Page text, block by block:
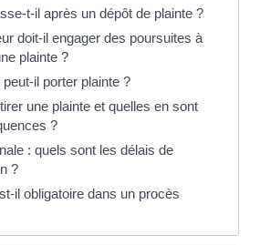
t-il après un dépôt de plainte ?
doit-il engager des poursuites à
plainte ?
il porter plainte ?
une plainte et quelles en sont
?
: quels sont les délais de
?
il obligatoire dans un procès